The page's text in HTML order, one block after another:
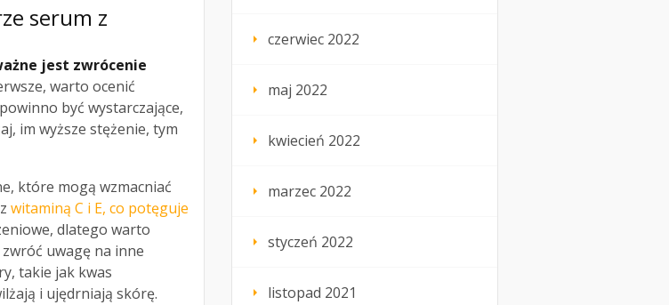
serum z
jest zwrócenie
warto ocenić
być wystarczające,
im wyższe stężenie, tym
które mogą wzmacniać
witaminą C i E, co potęguje
dlatego warto
uwagę na inne
takie jak kwas
i ujędrniają skórę.
czerwiec 2022
maj 2022
kwiecień 2022
marzec 2022
styczeń 2022
listopad 2021